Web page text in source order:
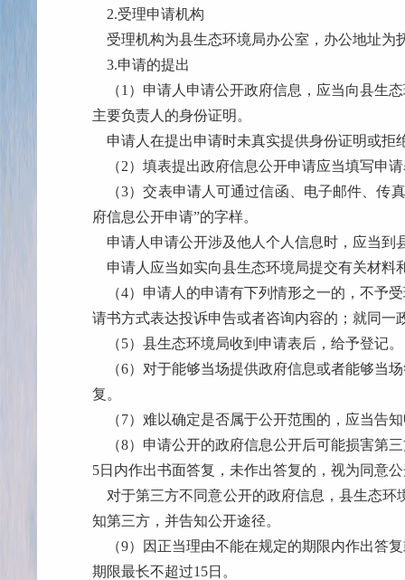
2.受理申请机构
受理机构为县生态环境局办公室，办公地址为
3.申请的提出
（1）申请人申请公开政府信息，应当向县生
主要负责人的身份证明。
申请人在提出申请时未真实提供身份证明或拒
（2）填表提出政府信息公开申请应当填写申
（3）交表申请人可通过信函、电子邮件、传
府信息公开申请”的字样。
申请人申请公开涉及他人个人信息时，应当到
申请人应当如实向县生态环境局提交有关材料
（4）申请人的申请有下列情形之一的，不予
请书方式表达投诉申告或者咨询内容的；就同一
（5） 县生态环境局收到申请表后，给予登记。
（6）对于能够当场提供政府信息或者能够当
复。
（7）难以确定是否属于公开范围的，应当告
（8）申请公开的政府信息公开后可能损害第
5日内作出书面答复，未作出答复的，视为同意
对于第三方不同意公开的政府信息， 县生态环
知第三方，并告知公开途径。
（9）因正当理由不能在规定的期限内作出答
期限最长不超过15日。